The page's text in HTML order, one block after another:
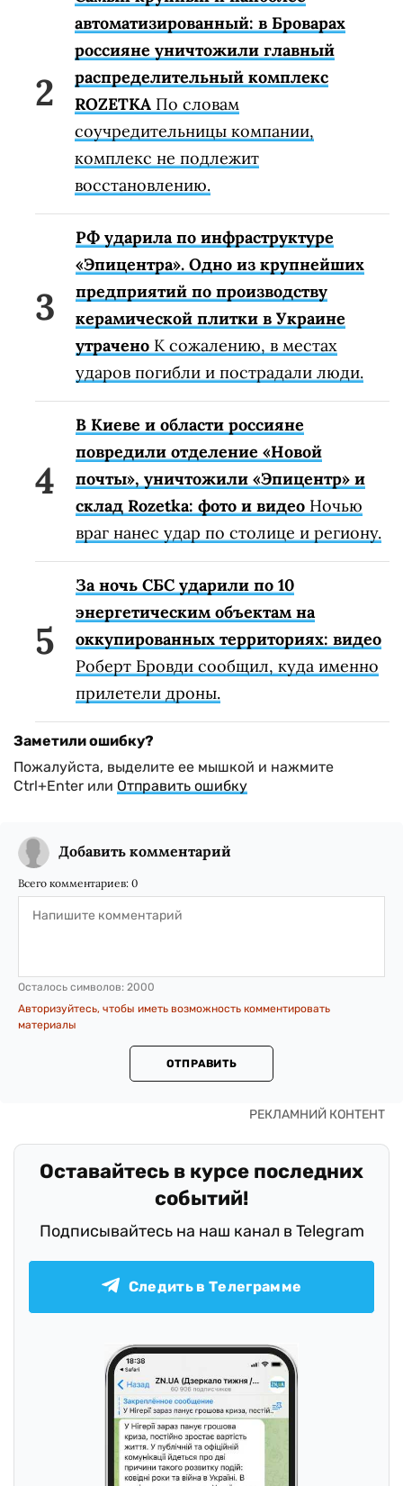
автоматизированный: в Броварах
россияне уничтожили главный
распределительный комплекс
ROZETKA По словам
соучредительницы компании,
комплекс не подлежит
восстановлению.
РФ ударила по инфраструктуре
«Эпицентра». Одно из крупнейших
предприятий по производству
керамической плитки в Украине
утрачено К сожалению, в местах
ударов погибли и пострадали люди.
В Киеве и области россияне
повредили отделение «Новой
почты», уничтожили «Эпицентр» и
склад Rozetka: фото и видео Ночью
враг нанес удар по столице и региону.
За ночь СБС ударили по 10
энергетическим объектам на
оккупированных территориях: видео
Роберт Бровди сообщил, куда именно
прилетели дроны.
Заметили ошибку?
Пожалуйста, выделите ее мышкой и нажмите
Ctrl+Enter или Отправить ошибку
Добавить комментарий
Всего комментариев: 0
Осталось символов: 2000
Авторизуйтесь, чтобы иметь возможность комментировать
материалы
ОТПРАВИТЬ
Оставайтесь в курсе последних
событий!
Подписывайтесь на наш канал в Telegram
Следить в Телеграмме